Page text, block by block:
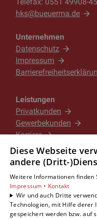
hks@bueuerma.de
Unternehmen
Datenschutz
Impressum
Leistungen
Privatkunden
Gewerbekunden
Karriere
Unternehmen
Standorte
Göttingen
Um externe HTML-
Diese Webseite
andere (Dritt-
Weitere Informationen finden
Impressum • Kontakt
Wir und auch Dritte
Technologien, mit Hilfe derer
gespeichert werden bzw. auf